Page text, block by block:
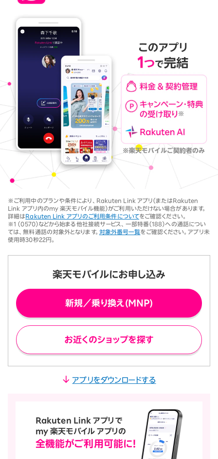
※ご利用中のプランや条件により、Rakuten Link アプリ（またはRakuten
Link アプリ内のmy 楽天モバイル機能）がご利用いただけない場合があります。
詳細はRakuten Link アプリのご利用条件についてをご確認ください。
※1 （0570）などから始まる他社接続サービス、一部特番（188）への通話につい
ては、無料通話の対象外となります。 対象外番号一覧をご確認ください。アプリ未
使用時30秒22円。
楽天モバイルにお申し込み
新規／乗り換え(MNP)
お近くのショップを探す
アプリをダウンロードする
Rakuten Link アプリで
my 楽天モバイル アプリの
全機能がご利用可能に！